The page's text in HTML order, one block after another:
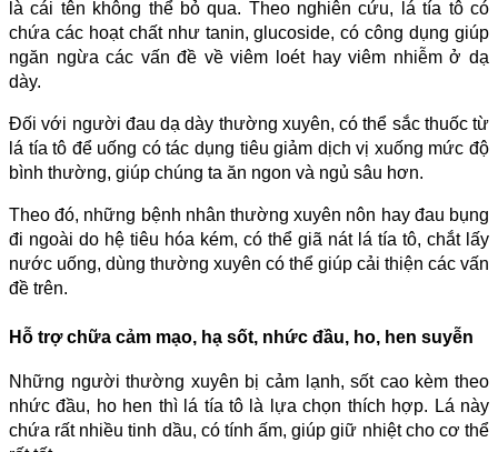
là cái tên không thể bỏ qua. Theo nghiên cứu, lá tía tô có
chứa các hoạt chất như tanin, glucoside, có công dụng giúp
ngăn ngừa các vấn đề về viêm loét hay viêm nhiễm ở dạ
dày.
Đối với người đau dạ dày thường xuyên, có thể sắc thuốc từ
lá tía tô để uống có tác dụng tiêu giảm dịch vị xuống mức độ
bình thường, giúp chúng ta ăn ngon và ngủ sâu hơn.
Theo đó, những bệnh nhân thường xuyên nôn hay đau bụng
đi ngoài do hệ tiêu hóa kém, có thể giã nát lá tía tô, chắt lấy
nước uống, dùng thường xuyên có thể giúp cải thiện các vấn
đề trên.
Hỗ trợ chữa cảm mạo, hạ sốt, nhức đầu, ho, hen suyễn
Những người thường xuyên bị cảm lạnh, sốt cao kèm theo
nhức đầu, ho hen thì lá tía tô là lựa chọn thích hợp. Lá này
chứa rất nhiều tinh dầu, có tính ấm, giúp giữ nhiệt cho cơ thể